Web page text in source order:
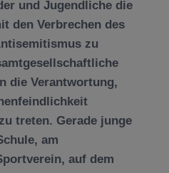
und Jugendliche die
den Verbrechen des
zu
die Verantwortung,
treten. Gerade junge
am
auf dem